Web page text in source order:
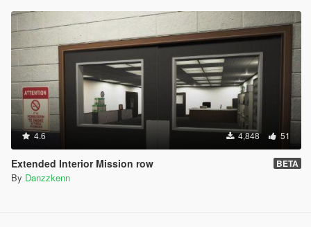
4.6 4,848 51
Extended Interior Mission row BETA
By Danzzkenn